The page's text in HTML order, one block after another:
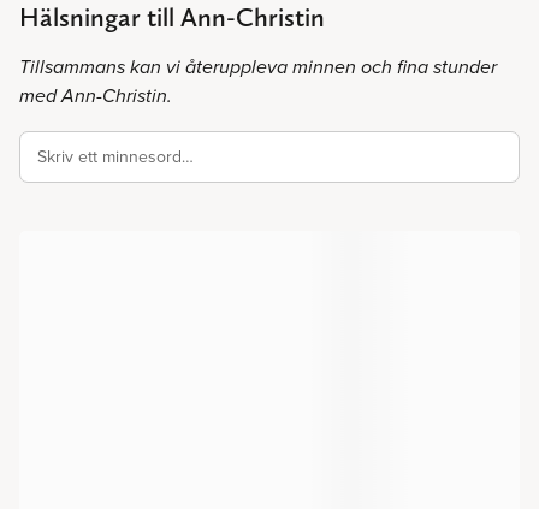
Hälsningar till Ann-Christin
Tillsammans kan vi återuppleva minnen och fina stunder
med Ann-Christin.
Skriv ett minnesord…